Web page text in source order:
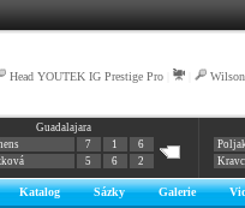
Head YOUTEK IG Prestige Pro
Guadalajara
7 1
6
5 6 2
Katalog Sázky Galerie